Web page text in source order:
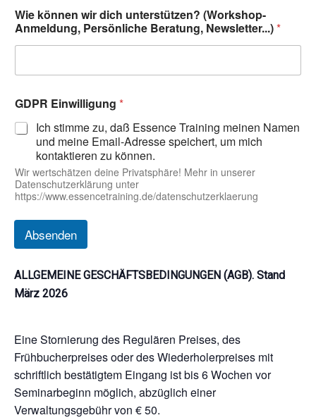
l
i
c
h
N
w
l
t
e
r
.
)
-
M
-
A
d
r
e
s
Wie können wir dich unterstützen? (Workshop-
Anmeldung, Persönliche Beratung, Newsletter...)*
GDPR Einwilligung *
Ich stimme zu, daß Essence Training meinen Namen
und meine Email-Adresse speichert, um mich
kontaktieren zu können.
Wir wertschätzen deine Privatsphäre! Mehr in unserer
Datenschutzerklärung unter
https://www.essencetraining.de/datenschutzerklaerung
Absenden
ALLGEMEINE GESCHÄFTSBEDINGUNGEN (AGB). Stand
März 2026
Eine Stornierung des Regulären Preises, des
Frühbucherpreises oder des Wiederholerpreises mit
schriftlich bestätigtem Eingang ist bis 6 Wochen vor
Seminarbeginn möglich, abzüglich einer
Verwaltungsgebühr von € 50.